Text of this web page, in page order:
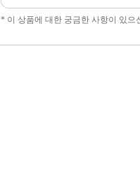
* 이 상품에 대한 궁금한 사항이 있